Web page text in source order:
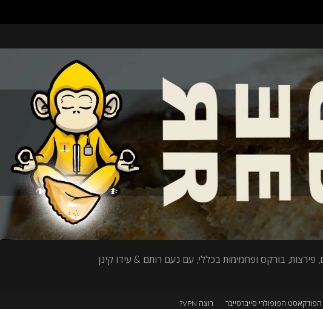
בורקס ופחמימות בכללי, עם נעם רותם & עידו קינן
הפודקאסט הפופולרי סייברסייבר רוצה VPN?